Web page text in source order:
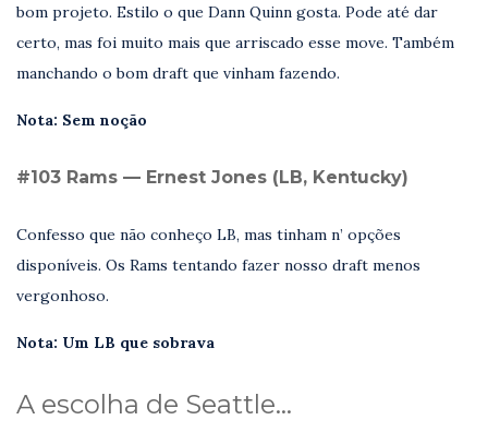
bom projeto. Estilo o que Dann Quinn gosta. Pode até dar
certo, mas foi muito mais que arriscado esse move. Também
manchando o bom draft que vinham fazendo.
Nota: Sem noção
#103 Rams — Ernest Jones (LB, Kentucky)
Confesso que não conheço LB, mas tinham n’ opções
disponíveis. Os Rams tentando fazer nosso draft menos
vergonhoso.
Nota: Um LB que sobrava
A escolha de Seattle…